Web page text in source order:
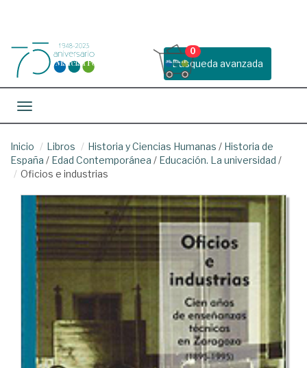
Busqueda avanzada
0
Toggle navigation
Inicio Libros Historia y Ciencias Humanas / Historia de
España / Edad Contemporánea / Educación. La universidad /
Oficios e industrias